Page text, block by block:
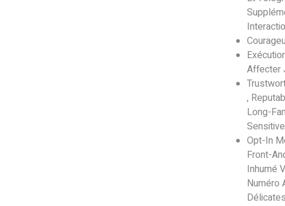
Affecter
,
Long-
Opt-In
Front-
Inhumé
Numéro